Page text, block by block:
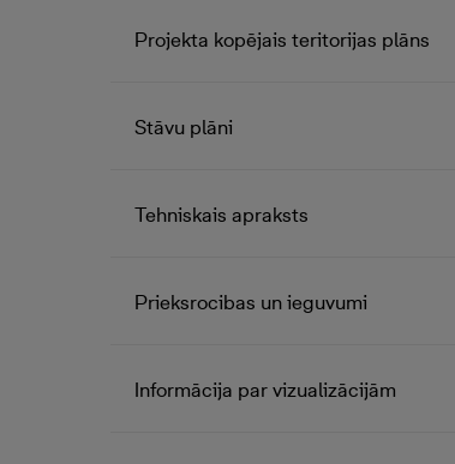
Projekta kopējais teritorijas plāns
Stāvu plāni
Tehniskais apraksts
Prieksrocibas un ieguvumi
Informācija par vizualizācijām